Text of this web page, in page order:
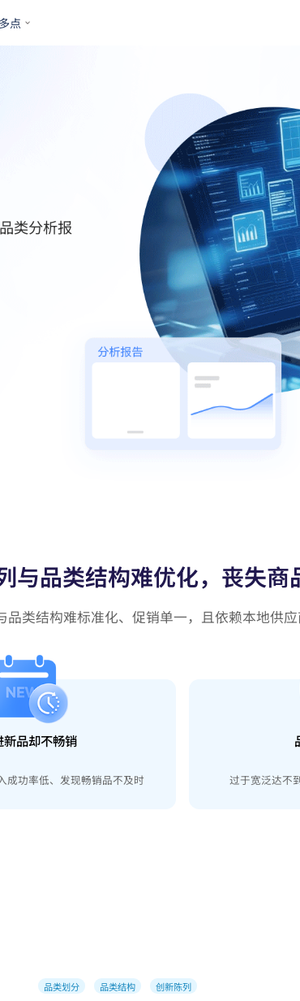
点
类分析报
与品类结构难优化，丧失商
类结构难标准化、促销单一，且依赖本地供应
新品却不畅销
成功率低、发现畅销品不及时 过于宽泛达不
品类划分 品类结构 创新陈列